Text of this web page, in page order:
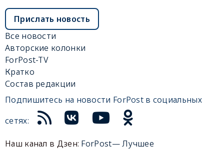
Прислать новость
Все новости
Авторские колонки
ForPost-TV
Кратко
Состав редакции
Подпишитесь на новости ForPost в социальных
сетях:
Наш канал в Дзен: ForPost— Лучшее